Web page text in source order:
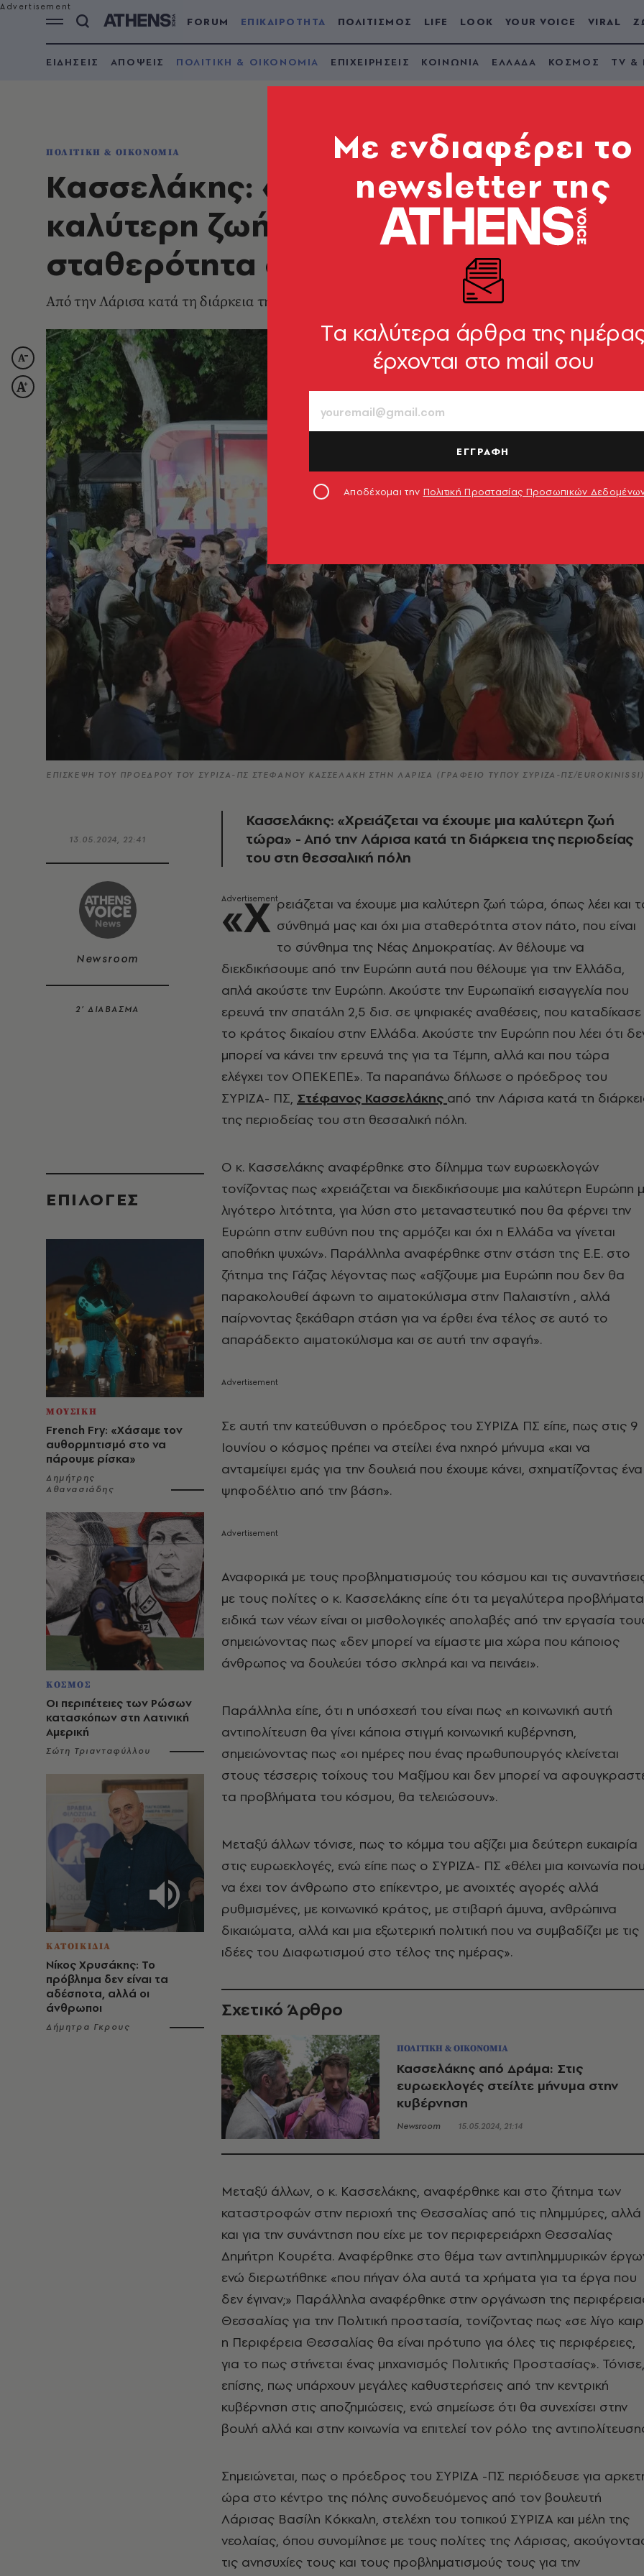
FORUM ΕΠΙΚΑΙΡΟΤΗΤΑ ΠΟΛΙΤΙΣΜΟΣ LIFE LOOK YOUR VOICE VIRAL
ΕΙΔΗΣΕΙΣ ΑΠΟΨΕΙΣ ΠΟΛΙΤΙΚΗ & ΟΙΚΟΝΟΜΙΑ ΕΠΙΧΕΙΡΗΣΕΙΣ ΚΟΙΝΩΝΙΑ ΕΛΛΑΔΑ ΚΟΣΜΟΣ TV &
ΠΟΛΙΤΙΚΗ & ΟΙΚΟΝΟΜΙΑ
Κασσελάκης: «Χρειάζεται να έχουμε
καλύτερη ζωή τώρα και όχι μια
σταθερότητα στον πάτο»
Από την Λάρισα κατά τη διάρκεια της περιοδείας του στη θεσσαλική πόλη
ΕΠΙΣΚΕΨΗ ΤΟΥ ΠΡΟΕΔΡΟΥ ΤΟΥ ΣΥΡΙΖΑ-ΠΣ ΣΤΕΦΑΝΟΥ ΚΑΣΣΕΛΑΚΗ ΣΤΗΝ ΛΑΡΙΣΑ (ΓΡΑΦΕΙΟ ΤΥΠΟΥ ΣΥΡΙΖΑ-ΠΣ/EUROKINISSI)
13.05.2024, 22:41
Newsroom
2’ ΔΙΑΒΑΣΜΑ
EΠΙΛΟΓΈΣ
ΜΟΥΣΙΚΗ
French Fry: «Χάσαμε τον
αυθορμητισμό στο να
πάρουμε ρίσκα»
Δημήτρης
Αθανασιάδης
ΚΟΣΜΟΣ
Οι περιπέτειες των Ρώσων
κατασκόπων στη Λατινική
Αμερική
Σώτη Τριανταφύλλου
ΚΑΤΟΙΚΙΔΙΑ
Νίκος Χρυσάκης: Το
πρόβλημα δεν είναι τα
αδέσποτα, αλλά οι
άνθρωποι
Δήμητρα Γκρους
Κασσελάκης: «Χρειάζεται να έχουμε μια καλύτερη ζωή
τώρα» - Από την Λάρισα κατά τη διάρκεια της περιοδείας
του στη θεσσαλική πόλη
«Χ ρειάζεται να έχουμε μια καλύτερη ζωή τώρα, όπως λέει και
σύνθημά μας και όχι μια σταθερότητα στον πάτο, που είναι
το σύνθημα της Νέας Δημοκρατίας. Αν θέλουμε να
διεκδικήσουμε από την Ευρώπη αυτά που θέλουμε για την Ελλάδα,
απλά ακούστε την Ευρώπη. Ακούστε την Ευρωπαϊκή εισαγγελία που
ερευνά την σπατάλη 2,5 δισ. σε ψηφιακές αναθέσεις, που καταδίκασε
το κράτος δικαίου στην Ελλάδα. Ακούστε την Ευρώπη που λέει ότι
μπορεί να κάνει την ερευνά της για τα Τέμπη, αλλά και που τώρα
ελέγχει τον ΟΠΕΚΕΠΕ». Τα παραπάνω δήλωσε ο πρόεδρος του
ΣΥΡΙΖΑ- ΠΣ, Στέφανος Κασσελάκης από την Λάρισα κατά τη
της περιοδείας του στη θεσσαλική πόλη.
Ο κ. Κασσελάκης αναφέρθηκε στο δίλημμα των ευρωεκλογών
τονίζοντας πως «χρειάζεται να διεκδικήσουμε μια καλύτερη Ευρώπη
λιγότερο λιτότητα, για λύση στο μεταναστευτικό που θα φέρνει την
Ευρώπη στην ευθύνη που της αρμόζει και όχι η Ελλάδα να γίνεται
αποθήκη ψυχών». Παράλληλα αναφέρθηκε στην στάση της Ε.Ε. στο
ζήτημα της Γάζας λέγοντας πως «αξίζουμε μια Ευρώπη που δεν θα
παρακολουθεί άφωνη το αιματοκύλισμα στην Παλαιστίνη , αλλά
παίρνοντας ξεκάθαρη στάση για να έρθει ένα τέλος σε αυτό το
απαράδεκτο αιματοκύλισμα και σε αυτή την σφαγή».
Σε αυτή την κατεύθυνση ο πρόεδρος του ΣΥΡΙΖΑ ΠΣ είπε, πως στις 9
Ιουνίου ο κόσμος πρέπει να στείλει ένα ηχηρό μήνυμα «και να
ανταμείψει εμάς για την δουλειά που έχουμε κάνει, σχηματίζοντας ένα
ψηφοδέλτιο από την βάση».
Αναφορικά με τους προβληματισμούς του κόσμου και τις
με τους πολίτες ο κ. Κασσελάκης είπε ότι τα μεγαλύτερα προβλήματα
ειδικά των νέων είναι οι μισθολογικές απολαβές από την εργασία
σημειώνοντας πως «δεν μπορεί να είμαστε μια χώρα που κάποιος
άνθρωπος να δουλεύει τόσο σκληρά και να πεινάει».
Παράλληλα είπε, ότι η υπόσχεσή του είναι πως «η κοινωνική αυτή
αντιπολίτευση θα γίνει κάποια στιγμή κοινωνική κυβέρνηση,
σημειώνοντας πως «οι ημέρες που ένας πρωθυπουργός κλείνεται
στους τέσσερις τοίχους του Μαξίμου και δεν μπορεί να
τα προβλήματα του κόσμου, θα τελειώσουν».
Μεταξύ άλλων τόνισε, πως το κόμμα του αξίζει μια δεύτερη ευκαιρία
στις ευρωεκλογές, ενώ είπε πως ο ΣΥΡΙΖΑ- ΠΣ «θέλει μια κοινωνία
να έχει τον άνθρωπο στο επίκεντρο, με ανοιχτές αγορές αλλά
ρυθμισμένες, με κοινωνικό κράτος, με στιβαρή άμυνα, ανθρώπινα
δικαιώματα, αλλά και μια εξωτερική πολιτική που να συμβαδίζει με τις
ιδέες του Διαφωτισμού στο τέλος της ημέρας».
Σχετικό Άρθρο
ΠΟΛΙΤΙΚΗ & ΟΙΚΟΝΟΜΙΑ
Κασσελάκης από Δράμα: Στις
ευρωεκλογές στείλτε μήνυμα στην
κυβέρνηση
Newsroom 15.05.2024, 21:14
Μεταξύ άλλων, ο κ. Κασσελάκης, αναφέρθηκε και στο ζήτημα των
καταστροφών στην περιοχή της Θεσσαλίας από τις πλημμύρες, αλλά
και για την συνάντηση που είχε με τον περιφερειάρχη Θεσσαλίας
Δημήτρη Κουρέτα. Αναφέρθηκε στο θέμα των αντιπλημμυρικών
ενώ διερωτήθηκε «που πήγαν όλα αυτά τα χρήματα για τα έργα που
δεν έγιναν;» Παράλληλα αναφέρθηκε στην οργάνωση της
Θεσσαλίας για την Πολιτική προστασία, τονίζοντας πως «σε λίγο
η Περιφέρεια Θεσσαλίας θα είναι πρότυπο για όλες τις περιφέρειες,
για το πως στήνεται ένας μηχανισμός Πολιτικής Προστασίας». Τόνισε,
επίσης, πως υπάρχουν μεγάλες καθυστερήσεις από την κεντρική
κυβέρνηση στις αποζημιώσεις, ενώ σημείωσε ότι θα συνεχίσει στην
βουλή αλλά και στην κοινωνία να επιτελεί τον ρόλο της
Σημειώνεται, πως ο πρόεδρος του ΣΥΡΙΖΑ -ΠΣ περιόδευσε για
ώρα στο κέντρο της πόλης συνοδευόμενος από τον βουλευτή
Λάρισας Βασίλη Κόκκαλη, στελέχη του τοπικού ΣΥΡΙΖΑ και μέλη της
νεολαίας, όπου συνομίλησε με τους πολίτες της Λάρισας,
τις ανησυχίες τους και τους προβληματισμούς τους για την
Mε ενδιαφέρει το
newsletter της
Tα καλύτερα άρθρα της
έρχονται στο mail σου
ΕΓΓΡΑΦΗ
Αποδέχομαι την Πολιτική Προστασίας Προσωπικών